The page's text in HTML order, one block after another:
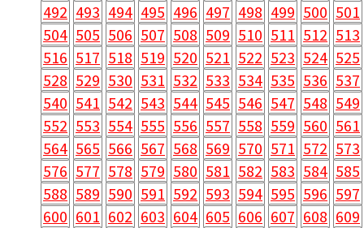
492 493 494 495 496 497 498 499 500 501
504 505 506 507 508 509 510 511 512 513
516 517 518 519 520 521 522 523 524 525
528 529 530 531 532 533 534 535 536 537
540 541 542 543 544 545 546 547 548 549
552 553 554 555 556 557 558 559 560 561
564 565 566 567 568 569 570 571 572 573
576 577 578 579 580 581 582 583 584 585
588 589 590 591 592 593 594 595 596 597
600 601 602 603 604 605 606 607 608 609